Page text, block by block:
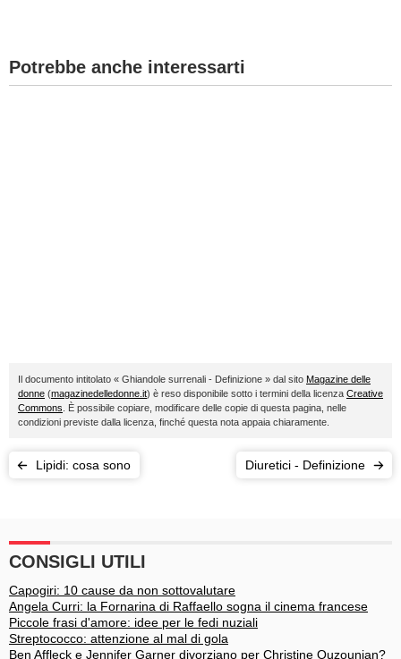
Potrebbe anche interessarti
Il documento intitolato « Ghiandole surrenali - Definizione » dal sito Magazine delle
donne (magazinedelledonne.it) è reso disponibile sotto i termini della licenza Creative
Commons . È possibile copiare, modificare delle copie di questa pagina, nelle
condizioni previste dalla licenza, finché questa nota appaia chiaramente.
Lipidi: cosa sono Diuretici - Definizione
CONSIGLI UTILI
Capogiri: 10 cause da non sottovalutare
Angela Curri: la Fornarina di Raffaello sogna il cinema francese
Piccole frasi d'amore: idee per le fedi nuziali
Streptococco: attenzione al mal di gola
Ben Affleck e Jennifer Garner divorziano per Christine Ouzounian?